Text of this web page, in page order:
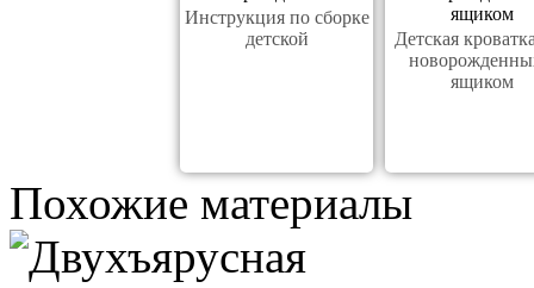
Инструкция по сборке
детской
Детская
ящиком
Похожие материалы